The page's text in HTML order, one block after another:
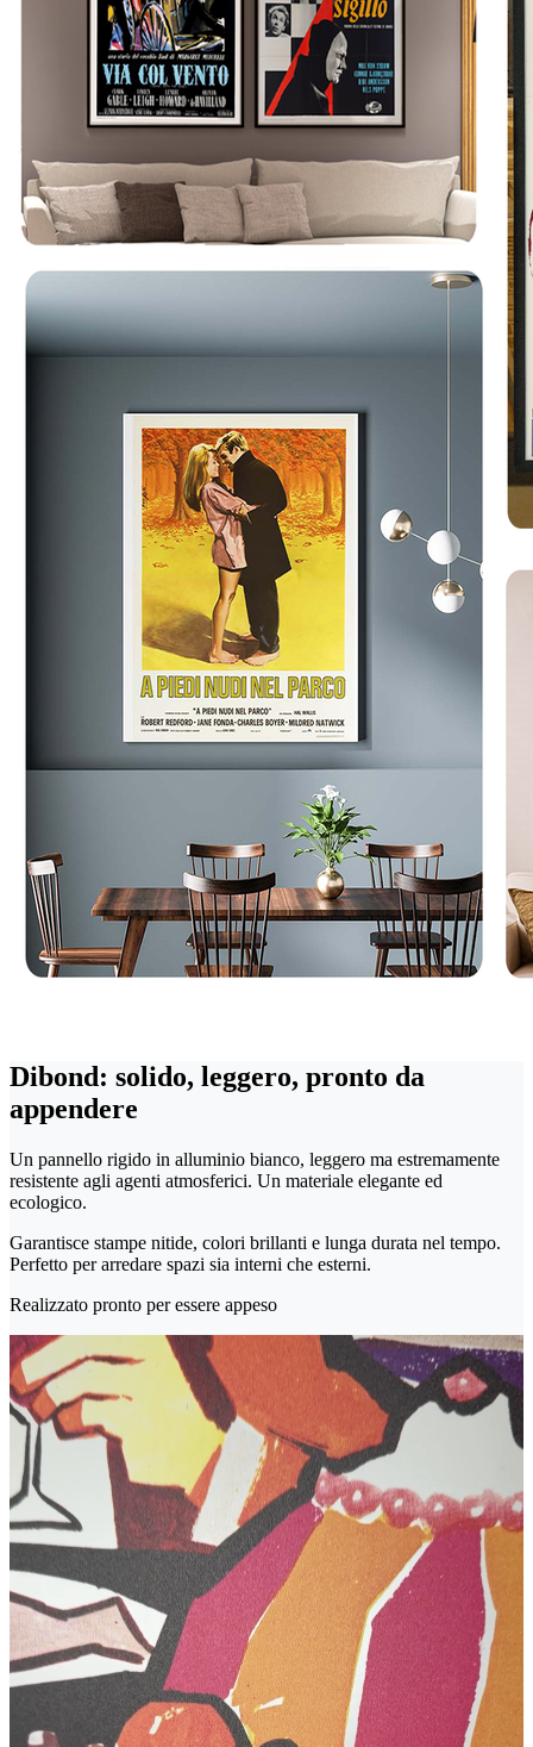
Dibond: solido, leggero, pronto da
appendere
Un pannello rigido in alluminio bianco, leggero ma estremamente
resistente agli agenti atmosferici. Un materiale elegante ed
ecologico.
Garantisce stampe nitide, colori brillanti e lunga durata nel tempo.
Perfetto per arredare spazi sia interni che esterni.
Realizzato pronto per essere appeso